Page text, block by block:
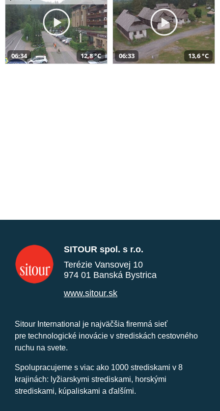
06:34 12,8 °C 06:33 13,6 °C
SITOUR spol. s r.o.
Terézie Vansovej 10
974 01 Banská Bystrica
www.sitour.sk
Sitour International je najväčšia firemná sieť
pre technologické inovácie v strediskách cestovného
ruchu na svete.
Spolupracujeme s viac ako 1000 strediskami v 8
krajinách: lyžiarskymi strediskami, horskými
strediskami, kúpaliskami a ďalšími.